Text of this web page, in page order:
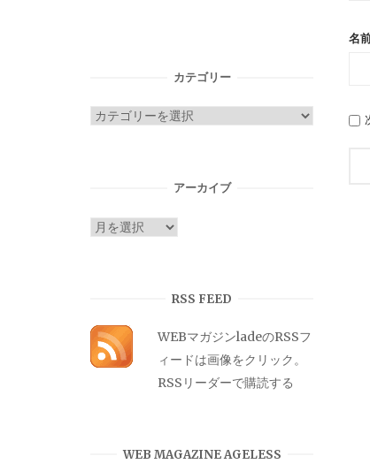
名
カテゴリー
カ
アーカイブ
ア
RSS FEED
WEBマガジンladeのRSSフ
ィードは画像をクリック。
RSSリーダーで購読する
WEB MAGAZINE AGELESS